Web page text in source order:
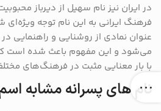
در ایران نیز نام سهیل از دیرباز
فرهنگ ایرانی به این نام توجه
عنوان نمادی از روشنایی و راهنمایی
می‌شود و این مفهوم باعث شده است
با بار معنایی مثبت در فرهنگ‌های
نام های پسرانه مشابه